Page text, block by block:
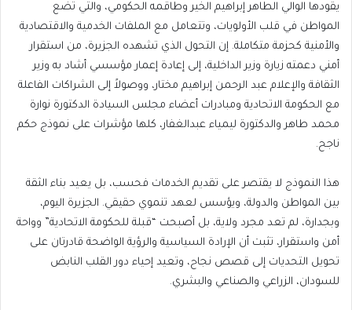
يقودها الوالي الطاهر إبراهيم الخير وطاقمه الحكومي، والتي تضع
المواطن في قلب الأولويات، وتتعامل مع الملفات الخدمية والاقتصادية
والأمنية كحزمة متكاملة. إن التحول الذي تشهده الجزيرة، من استقرار
أمني دعمته زيارة وزير الداخلية، إلى إعادة إعمار مؤسسي أشاد به وزير
الثقافة والإعلام عبد الرحمن إبراهيم مختار، ووصولاً إلى الشراكات الفاعلة
مع الحكومة الاتحادية ومبادرات أعضاء مجلس السيادة الدكتورة نوارة
محمد طاهر والدكتورة ليمياء عبدالغفار، كلها مؤشرات على نموذج حكم
ناجح.
هذا النموذج لا يقتصر على تقديم الخدمات فحسب، بل يعيد بناء الثقة
بين المواطن والدولة، ويؤسس لعهد تنموي حقيقي. الجزيرة اليوم،
وبجدارة، لم تعد مجرد ولاية، بل أصبحت “قبلة للحكومة الاتحادية” وواحة
أمن واستقرار، تثبت أن الإرادة السياسية والرؤية الواضحة قادرتان على
تحويل التحديات إلى قصص نجاح، وتعيد إحياء دور القلب النابض
للسودان، الزراعي والصناعي والبشري.